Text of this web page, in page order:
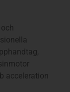
acceleration